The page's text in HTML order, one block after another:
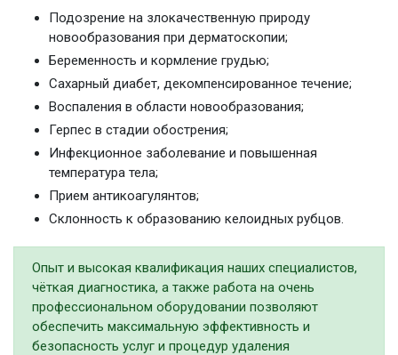
Подозрение на злокачественную природу
новообразования при дерматоскопии;
Беременность и кормление грудью;
Сахарный диабет, декомпенсированное течение;
Воспаления в области новообразования;
Герпес в стадии обострения;
Инфекционное заболевание и повышенная
температура тела;
Прием антикоагулянтов;
Склонность к образованию келоидных рубцов.
Опыт и высокая квалификация наших специалистов,
чёткая диагностика, а также работа на очень
профессиональном оборудовании позволяют
обеспечить максимальную эффективность и
безопасность услуг и процедур удаления